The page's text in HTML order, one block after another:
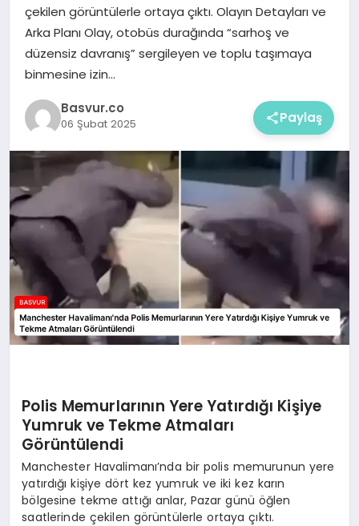
çekilen görüntülerle ortaya çıktı. Olayın Detayları ve
Arka Planı Olay, otobüs durağında “sarhoş ve
düzensiz davranış” sergileyen ve toplu taşımaya
binmesine izin…
Basvur.co
06 Şubat 2025 Paylaş
Polis Memurlarının Yere Yatırdığı Kişiye
Yumruk ve Tekme Atmaları
Görüntülendi
Manchester Havalimanı’nda bir polis memurunun yere
yatırdığı kişiye dört kez yumruk ve iki kez karın
bölgesine tekme attığı anlar, Pazar günü öğlen
saatlerinde çekilen görüntülerle ortaya çıktı.